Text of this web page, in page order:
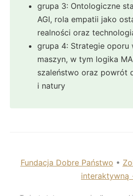
grupa 3: Ontologiczne
AGI, rola empatii jako
realności oraz
grupa 4: Strategie oporu
maszyn, w tym logika
szaleństwo oraz powrót
i natury
Fundacja Dobre Państwo •
interaktywną